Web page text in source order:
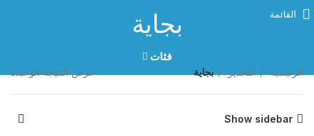
القائمة بجاية
فئات
الرئيسية التخدير بجاية عرض النتيجة الوحيدة
Show sidebar